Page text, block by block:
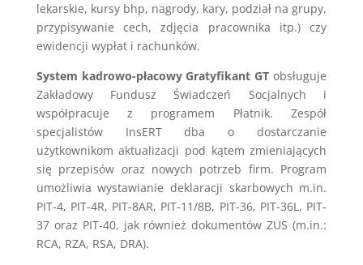
lekarskie, kursy bhp, nagrody, kary, podział na grupy,
przypisywanie cech, zdjęcia pracownika itp.) czy
ewidencji wypłat i rachunków.
System kadrowo-płacowy Gratyfikant GT obsługuje
Zakładowy Fundusz Świadczeń Socjalnych i
współpracuje z programem Płatnik. Zespół
specjalistów InsERT dba o dostarczanie
użytkownikom aktualizacji pod kątem zmieniających
się przepisów oraz nowych potrzeb firm. Program
umożliwia wystawianie deklaracji skarbowych m.in.
PIT-4, PIT-4R, PIT-8AR, PIT-11/8B, PIT-36, PIT-36L, PIT-
37 oraz PIT-40, jak również dokumentów ZUS (m.in.:
RCA, RZA, RSA, DRA).